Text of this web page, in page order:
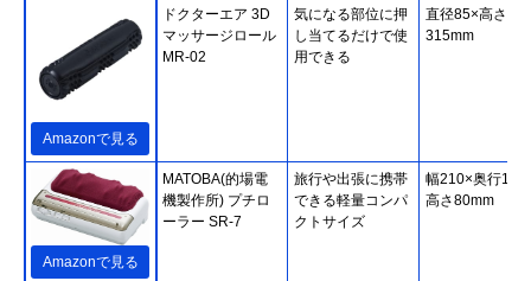
Amazonで見る
ドクターエア 3D
マッサージロール
MR-02
気になる部位に押
し当てるだけで使
用できる
直径85×高さ
315mm
Amazonで見る
MATOBA(的場電
機製作所) プチロ
ーラー SR-7
旅行や出張に携帯
できる軽量コンパ
クトサイズ
幅210×奥行
高さ80mm